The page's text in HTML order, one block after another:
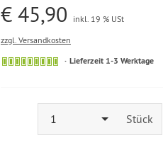
€ 45,90
inkl. 19 % USt
zzgl. Versandkosten
Lieferzeit 1-3 Werktage
1 Stück